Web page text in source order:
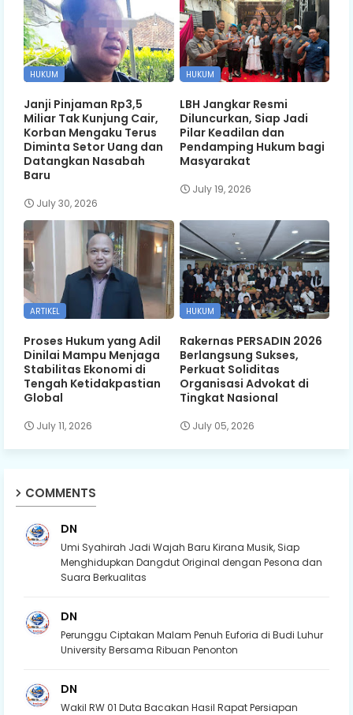
HUKUM
Janji Pinjaman Rp3,5
Miliar Tak Kunjung Cair,
Korban Mengaku Terus
Diminta Setor Uang dan
Datangkan Nasabah
Baru
July 30, 2026
HUKUM
LBH Jangkar Resmi
Diluncurkan, Siap Jadi
Pilar Keadilan dan
Pendamping Hukum bagi
Masyarakat
July 19, 2026
ARTIKEL
Proses Hukum yang Adil
Dinilai Mampu Menjaga
Stabilitas Ekonomi di
Tengah Ketidakpastian
Global
July 11, 2026
HUKUM
Rakernas PERSADIN 2026
Berlangsung Sukses,
Perkuat Soliditas
Organisasi Advokat di
Tingkat Nasional
July 05, 2026
COMMENTS
DN
Umi Syahirah Jadi Wajah Baru Kirana Musik, Siap
Menghidupkan Dangdut Original dengan Pesona dan
Suara Berkualitas
DN
Perunggu Ciptakan Malam Penuh Euforia di Budi Luhur
University Bersama Ribuan Penonton
DN
Wakil RW 01 Duta Bacakan Hasil Rapat Persiapan